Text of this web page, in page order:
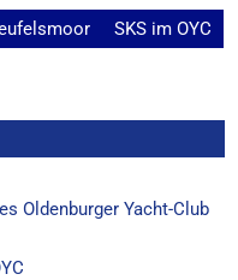
SKS im OYC
Oldenburger Yacht-Club